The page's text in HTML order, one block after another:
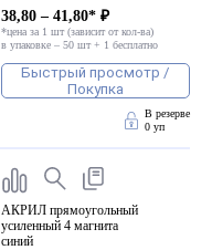
38,80 – 41,80* ₽
*цена за 1 шт (зависит от кол-ва)
в упаковке – 50 шт + 1 бесплатно
Быстрый просмотр /
Покупка
В резерве
0 уп
АКРИЛ прямоугольный
усиленный 4 магнита
синий